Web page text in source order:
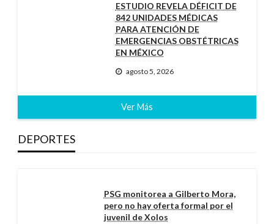
ESTUDIO REVELA DÉFICIT DE
842 UNIDADES MÉDICAS
PARA ATENCIÓN DE
EMERGENCIAS OBSTÉTRICAS
EN MÉXICO
agosto 5, 2026
Ver Más
DEPORTES
PSG monitorea a Gilberto Mora,
pero no hay oferta formal por el
juvenil de Xolos